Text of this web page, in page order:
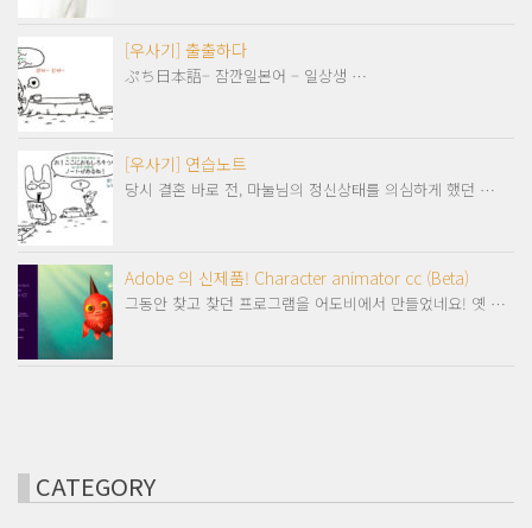
[우사기] 출출하다
ぷち日本語– 잠깐일본어 – 일상생 …
[우사기] 연습노트
당시 결혼 바로 전, 마눌님의 정신상태를 의심하게 했던 …
Adobe 의 신제품! Character animator cc (Beta)
그동안 찾고 찾던 프로그램을 어도비에서 만들었네요! 옛 …
CATEGORY